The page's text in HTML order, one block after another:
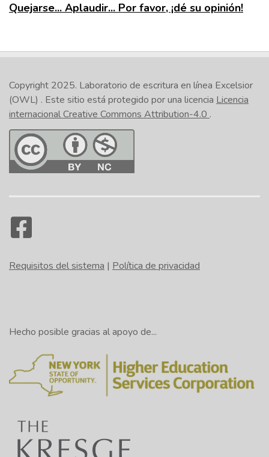
Quejarse... Aplaudir... Por favor, ¡dé su opinión!
Copyright 2025. Laboratorio de escritura en línea Excelsior
(OWL) . Este sitio está protegido por una licencia Licencia
internacional Creative Commons Attribution-4.0 .
Requisitos del sistema | Política de privacidad
Hecho posible gracias al apoyo de...